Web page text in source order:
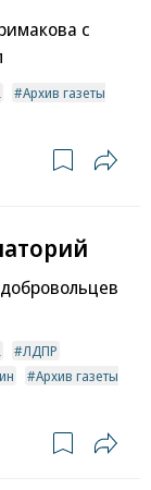
с
Архив газеты
ЛДПР
Архив газеты